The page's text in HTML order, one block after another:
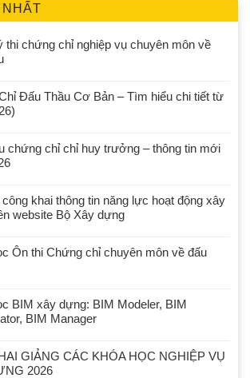
NHẤT
thi chứng chỉ nghiệp vụ chuyên môn về
Đấu Thầu Cơ Bản – Tìm hiểu chi tiết từ
chứng chỉ chỉ huy trưởng – thông tin mới
khai thông tin năng lực hoạt động xây
website Bộ Xây dựng
Ôn thi Chứng chỉ chuyên môn về đấu
BIM xây dựng: BIM Modeler, BIM
BIM Manager
GIẢNG CÁC KHÓA HỌC NGHIỆP VỤ
2026